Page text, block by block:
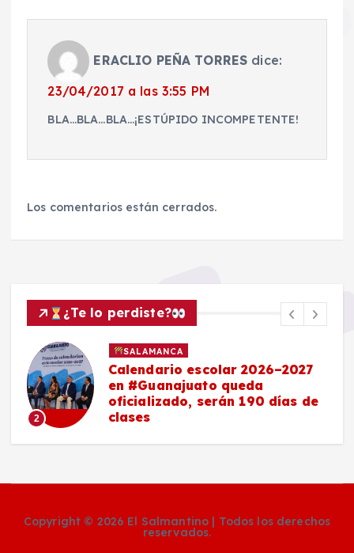
ERACLIO PEÑA TORRES dice:
23/04/2017 a las 3:55 PM
BLA…BLA…BLA…¡ESTÚPIDO INCOMPETENTE!
Los comentarios están cerrados.
¿Te lo perdiste?
2
SALAMANCA
Calendario escolar 2026–2027
en #Guanajuato queda
oficializado, serán 190 días de
clases
Copyright © 2026 El Salmantino | Todos los derechos
reservados.